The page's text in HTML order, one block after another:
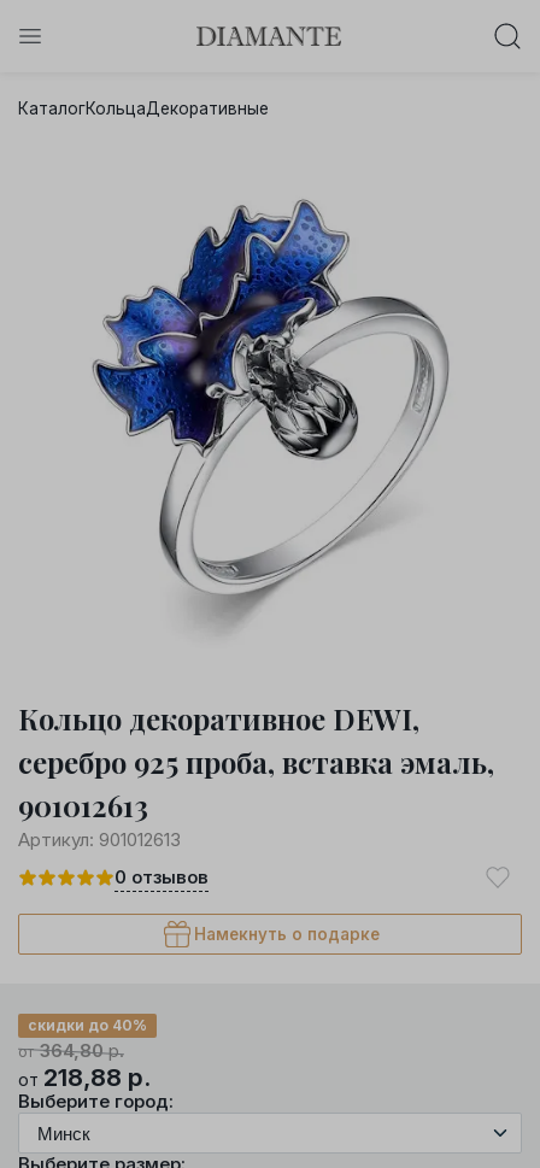
Осталось:
Хочу!
КаталогКольцаДекоративные
Кольцо декоративное DEWI,
серебро 925 проба, вставка эмаль,
901012613
Артикул: 901012613
0 отзывов
Намекнуть о подарке
от364,80р.
скидки до 40%
от 218,88 р.
Выберите город: